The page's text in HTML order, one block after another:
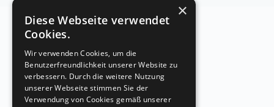
×
Diese Webseite verwendet
Cookies.
Wir verwenden Cookies, um die
Benutzerfreundlichkeit unserer Website zu
verbessern. Durch die weitere Nutzung
unserer Webseite stimmen Sie der
Verwendung von Cookies gemäß unserer